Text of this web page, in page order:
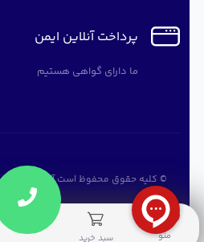
پرداخت آنلاین ایمن
ما دارای گواهی هستیم
© کلیه حقوق محفوظ استآرته سافت
منو
0
سبد خرید